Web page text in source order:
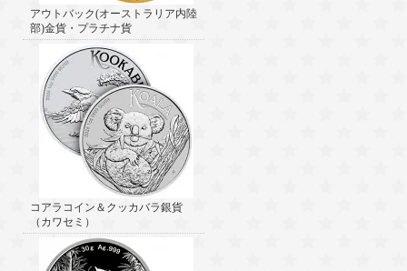
アウトバック(オーストラリア内陸
部)金貨・プラチナ貨
コアラコイン＆クッカバラ銀貨
（カワセミ）